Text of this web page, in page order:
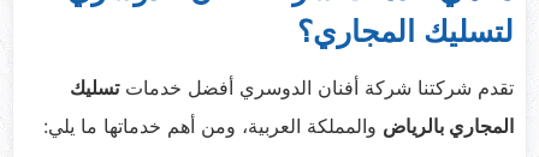
لتسليك المجاري؟
تقدم شركتنا شركة أفنان الدوسري أفضل خدماتتسليك
المجاري بالرياض والمملكة العربية، ومن أهم خدماتها ما يلي: